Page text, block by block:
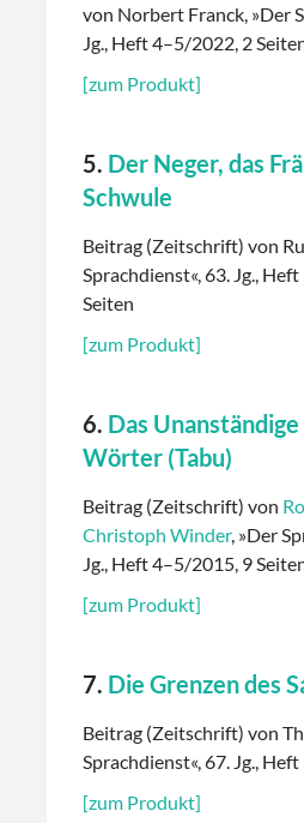
von Norbert Franck, »Der
Jg., Heft 4–5/2022, 2
[zum Produkt]
5. Der Neger, das
Schwule
Beitrag (Zeitschrift) von
Sprachdienst«, 63. Jg.,
Seiten
[zum Produkt]
6. Das
Wörter (Tabu)
Beitrag (Zeitschrift) von
Christoph Winder, »Der
Jg., Heft 4–5/2015, 9
[zum Produkt]
7. Die Grenzen des
Beitrag (Zeitschrift) von
Sprachdienst«, 67. Jg.,
[zum Produkt]